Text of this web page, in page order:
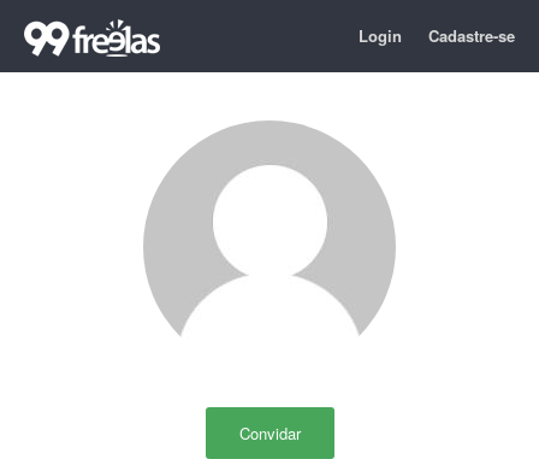
Login Cadastre-se
Convidar